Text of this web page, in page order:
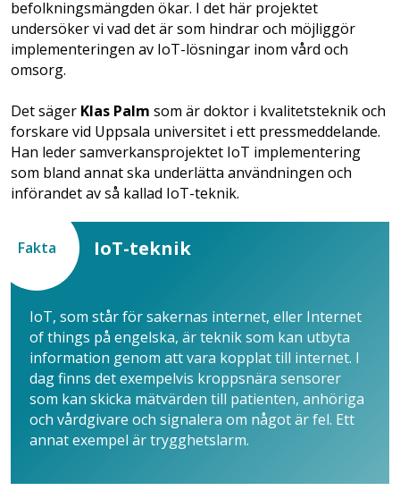
befolkningsmängden ökar. I det här projektet
undersöker vi vad det är som hindrar och möjliggör
implementeringen av IoT-lösningar inom vård och
omsorg.
Det säger Klas Palm som är doktor i kvalitetsteknik och
forskare vid Uppsala universitet i ett pressmeddelande.
Han leder samverkansprojektet IoT implementering
som bland annat ska underlätta användningen och
införandet av så kallad IoT-teknik.
Fakta IoT-teknik
IoT, som står för sakernas internet, eller Internet
of things på engelska, är teknik som kan utbyta
information genom att vara kopplat till internet. I
dag finns det exempelvis kroppsnära sensorer
som kan skicka mätvärden till patienten, anhöriga
och vårdgivare och signalera om något är fel. Ett
annat exempel är trygghetslarm.